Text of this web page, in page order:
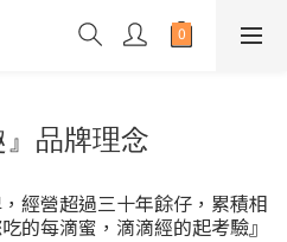
』品牌理念
經營超過三十年餘仔，累積相
的每滴蜜，滴滴經的起考驗』